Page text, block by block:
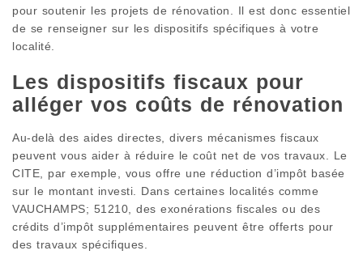
pour soutenir les projets de rénovation. Il est donc essentiel
de se renseigner sur les dispositifs spécifiques à votre
localité.
Les dispositifs fiscaux pour
alléger vos coûts de rénovation
Au-delà des aides directes, divers mécanismes fiscaux
peuvent vous aider à réduire le coût net de vos travaux. Le
CITE, par exemple, vous offre une réduction d’impôt basée
sur le montant investi. Dans certaines localités comme
VAUCHAMPS; 51210, des exonérations fiscales ou des
crédits d’impôt supplémentaires peuvent être offerts pour
des travaux spécifiques.